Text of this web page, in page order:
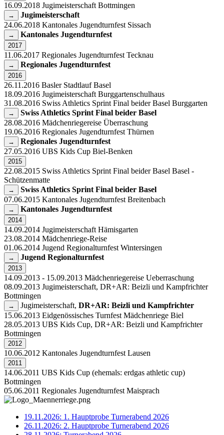
16.09.2018 Jugimeisterschaft Bottmingen
→
Jugimeisterschaft
24.06.2018 Kantonales Jugendturnfest Sissach
→ Kantonales Jugendturnfest
2017
11.06.2017 Regionales Jugendturnfest Tecknau
→ Regionales Jugendturnfest
2016
26.11.2016 Basler Stadtlauf Basel
18.09.2016 Jugimeisterschaft Burggartenschulhaus
31.08.2016 Swiss Athletics Sprint Final beider Basel Burggarten
→
Swiss Athletics Sprint Final beider Basel
28.08.2016 Mädchenriegereise Überraschung
19.06.2016 Regionales Jugendturnfest Thürnen
→
Regionales Jugendturnfest
27.05.2016 UBS Kids Cup Biel-Benken
2015
22.08.2015 Swiss Athletics Sprint Final beider Basel Basel -
Schützenmatte
→
Swiss Athletics Sprint Final beider Basel
07.06.2015 Kantonales Jugendturnfest Breitenbach
→ Kantonales Jugendturnfest
2014
14.09.2014 Jugimeisterschaft Hämisgarten
23.08.2014 Mädchenriege-Reise
01.06.2014 Jugend Regionalturnfest Wintersingen
→ Jugend Regionalturnfest
2013
14.09.2013 - 15.09.2013 Mädchenriegereise Ueberraschung
08.09.2013 Jugimeisterschaft, DR+AR: Beizli und Kampfrichter
Bottmingen
→ Jugimeisterschaft, DR+AR: Beizli und Kampfrichter
15.06.2013 Eidgenössisches Turnfest Mädchenriege Biel
28.05.2013 UBS Kids Cup, DR+AR: Beizli und Kampfrichter
Bottmingen
2012
10.06.2012 Kantonales Jugendturnfest Lausen
2011
14.06.2011 UBS Kids Cup (ehemals: erdgas athletic cup)
Bottmingen
05.06.2011 Regionales Jugendturnfest Maisprach
19.11.2026: 1. Hauptprobe Turnerabend 2026
26.11.2026: 2. Hauptprobe Turnerabend 2026